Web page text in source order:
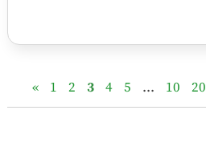
« 1 2 3 4 5 ... 10 20